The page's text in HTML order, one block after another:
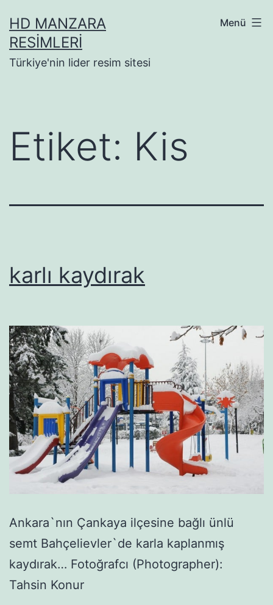
geçHD MANZARA
RESIMLERI
Türkiye'nin lider resim sitesi
Menü
Etiket: Kis
karlı kaydırak
Ankara`nın Çankaya ilçesine bağlı ünlü
semt Bahçelievler`de karla kaplanmış
kaydırak… Fotoğrafcı (Photographer):
Tahsin Konur